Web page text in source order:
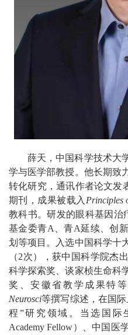
薛天，中国科学技术大
学与医学部教授。他长期致
转化研究，通讯作者论文发
期刊，成果被载入 Principles
教科书。研发的眼科基因治
基金委青A、青A延续、创
划等项目。入选中国科学十
（2次），获中国科学院杰
科学探索奖、谈家桢生命科
奖、安徽省教学成果特
Neurosci等撰写综述，在国
程”研究领域。当选国际
Academy Fellow）、中国医